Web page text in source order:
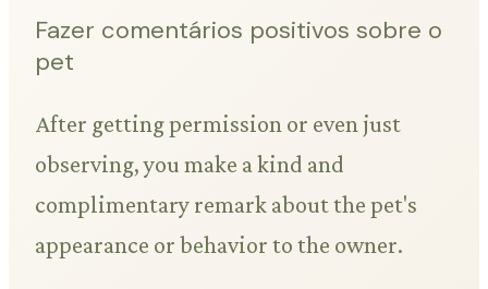
Fazer comentários positivos sobre o
pet
After getting permission or even just
observing, you make a kind and
complimentary remark about the pet's
appearance or behavior to the owner.